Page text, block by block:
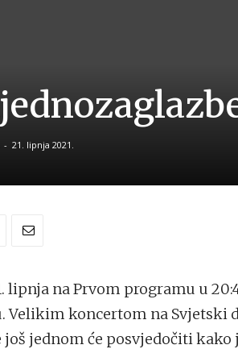
- 21. lipnja 2021.
lipnja na Prvom programu u
Velikim koncertom na Svjetski
još jednom će posvjedočiti kako